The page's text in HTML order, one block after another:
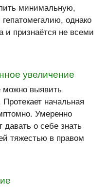
минимальную,
однако
и признаётся не всеми
увеличение
выявить
Протекает начальная
Умеренно
давать о себе знать
тяжестью в правом